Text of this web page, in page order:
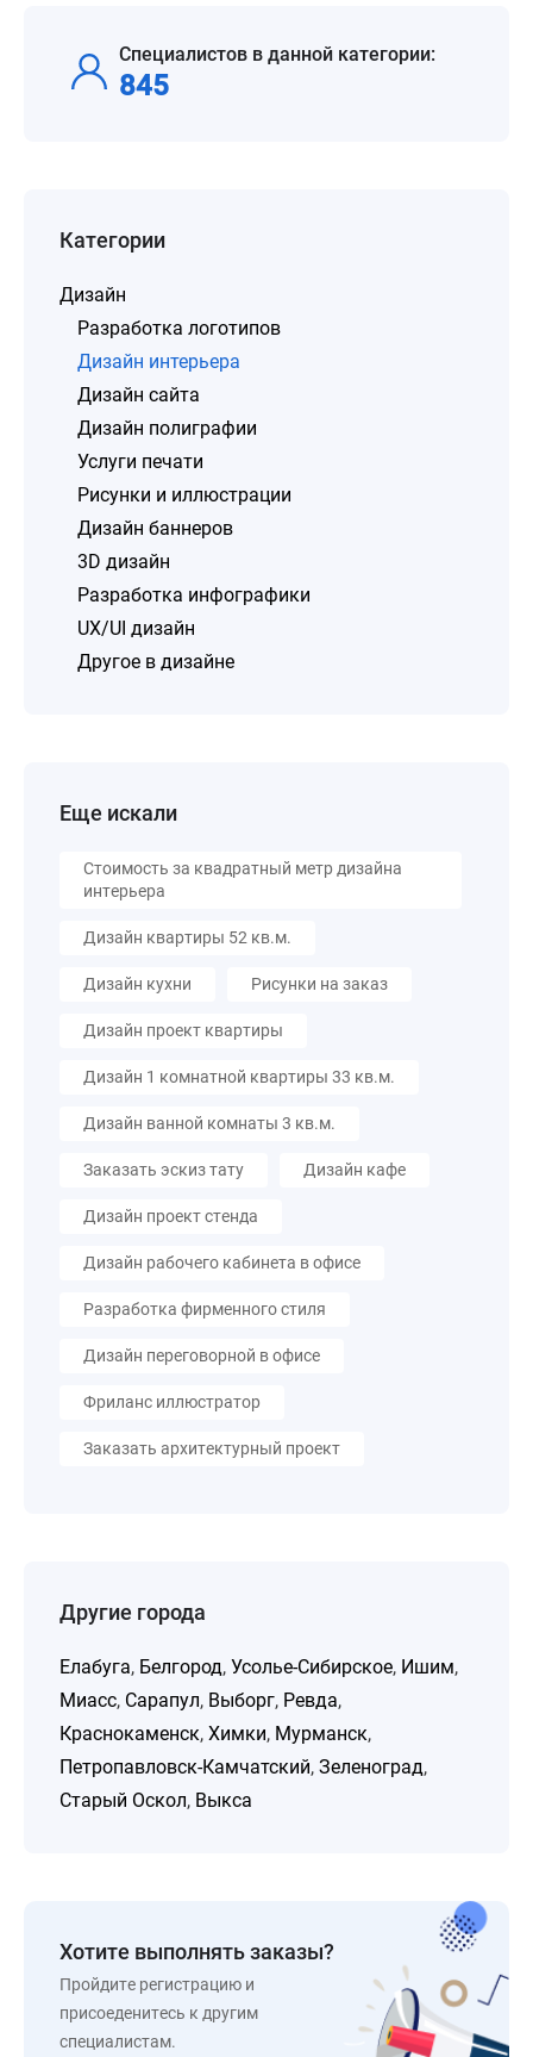
Специалистов в данной категории:
845
Категории
Дизайн
Разработка логотипов
Дизайн интерьера
Дизайн сайта
Дизайн полиграфии
Услуги печати
Рисунки и иллюстрации
Дизайн баннеров
3D дизайн
Разработка инфографики
UX/UI дизайн
Другое в дизайне
Еще искали
Стоимость за квадратный метр дизайна
интерьера
Дизайн квартиры 52 кв.м.
Дизайн кухни Рисунки на заказ
Дизайн проект квартиры
Дизайн 1 комнатной квартиры 33 кв.м.
Дизайн ванной комнаты 3 кв.м.
Заказать эскиз тату Дизайн кафе
Дизайн проект стенда
Дизайн рабочего кабинета в офисе
Разработка фирменного стиля
Дизайн переговорной в офисе
Фриланс иллюстратор
Заказать архитектурный проект
Другие города
Елабуга, Белгород, Усолье-Сибирское, Ишим,
Миасс, Сарапул, Выборг, Ревда,
Краснокаменск, Химки, Мурманск,
Петропавловск-Камчатский, Зеленоград,
Старый Оскол, Выкса
Хотите выполнять заказы?
Пройдите регистрацию и
присоеденитесь к другим
специалистам.